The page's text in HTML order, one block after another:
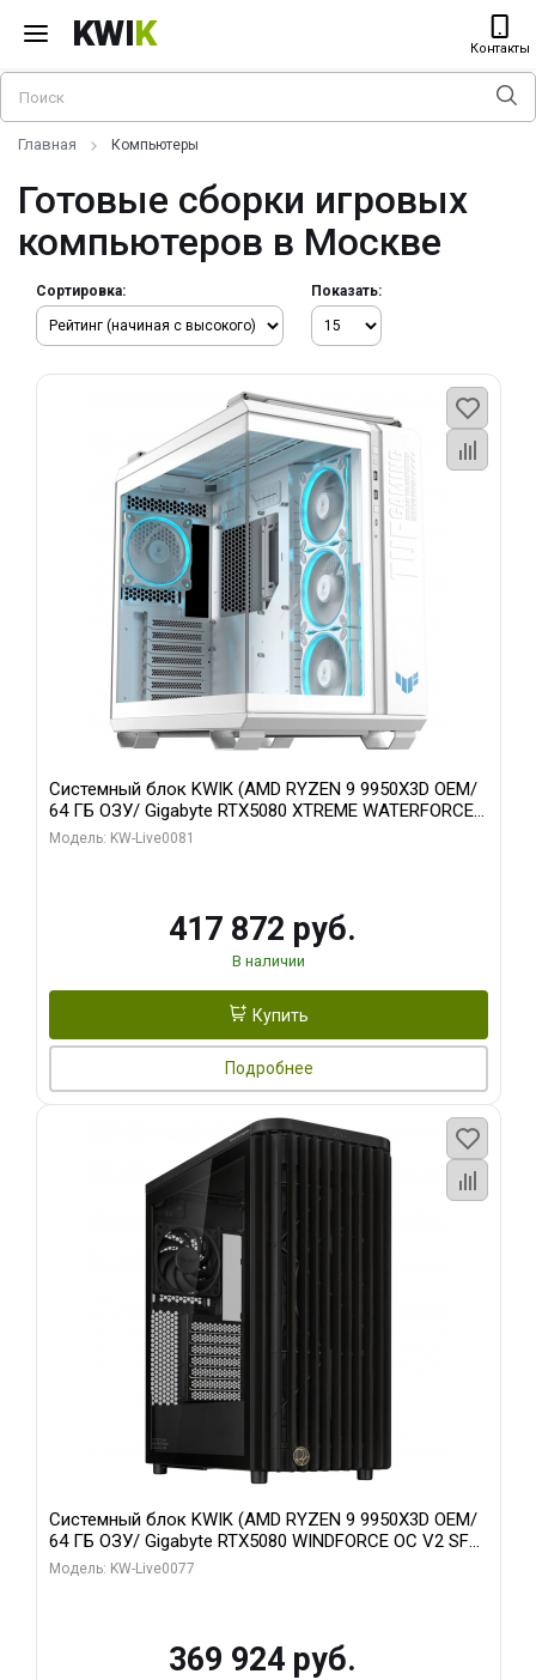
KWIK Контакты
Главная Компьютеры
Готовые сборки игровых
компьютеров в Москве
Сортировка: Показать:
Системный блок KWIK (AMD RYZEN 9 9950X3D OEM/
64 ГБ ОЗУ/ Gigabyte RTX5080 XTREME WATERFORCE
16GB GDDR7 256bit/ 1 ТБ SSD)
Модель: KW-Live0081
417 872 руб.
В наличии
Купить
Подробнее
Системный блок KWIK (AMD RYZEN 9 9950X3D OEM/
64 ГБ ОЗУ/ Gigabyte RTX5080 WINDFORCE OC V2 SFF
16GB GDDR7 256b/ 960 ГБ SSD)
Модель: KW-Live0077
369 924 руб.